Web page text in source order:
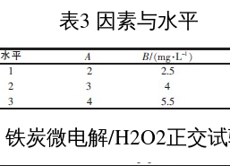
表3 因素与水平
铁炭微电解/H2O2正交